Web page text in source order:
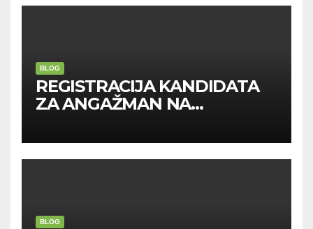
BLOG
REGISTRACIJA KANDIDATA
ZA ANGAŽMAN NA
BLOG